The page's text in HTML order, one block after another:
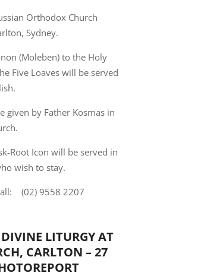
Orthodox Church
Sydney.
(Moleben) to the Holy
Five Loaves will be served
by Father Kosmas in
Root Icon will be served in
wish to stay.
(02) 9558 2207
LITURGY AT
CARLTON – 27